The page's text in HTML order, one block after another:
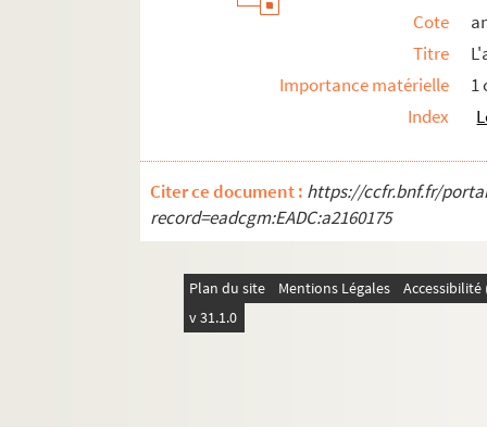
Cote
Titre
Importance matérielle
1
Index
Citer ce document : https://ccfr.bnf.fr/
record=eadcgm:EADC:a2160175
Plan du site Mentions Légales
v 31.1.0